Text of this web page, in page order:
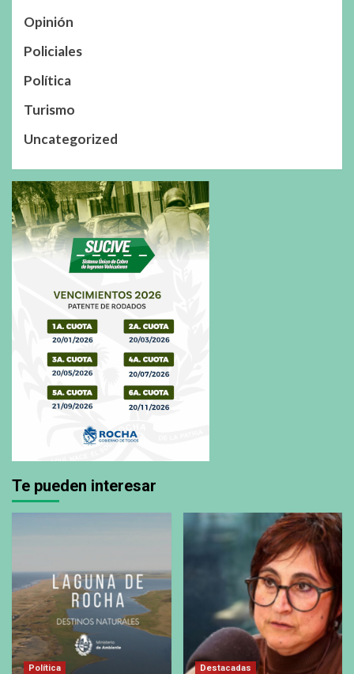
Opinión
Policiales
Política
Turismo
Uncategorized
Te pueden interesar
Política Destacadas